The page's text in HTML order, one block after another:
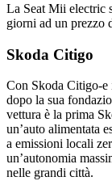
La Seat Mii electric
giorni ad un prezzo
Skoda Citigo
Con Skoda Citigo-e
dopo la sua
vettura è la prima
un’auto alimentata
a emissioni locali
un’autonomia
nelle grandi città.